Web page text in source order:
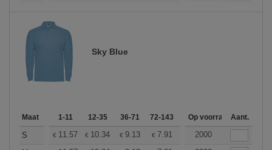
Sky Blue
Maat 1-11 12-35 36-71 72-143 144-287 288 + Meer
Op voorraadAant.
S € 11.57 € 10.34 € 9.13 € 7.91 7.30
2000